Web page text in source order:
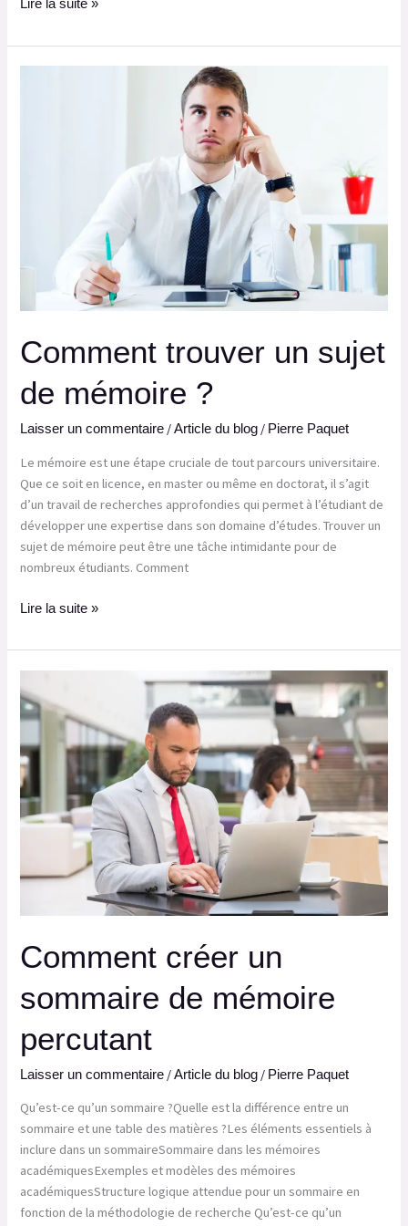
Lire la suite »
Comment trouver un sujet
de mémoire ?
Laisser un commentaire /Article du blog / Pierre Paquet
Le mémoire est une étape cruciale de tout parcours universitaire.
Que ce soit en licence, en master ou même en doctorat, il s’agit
d’un travail de recherches approfondies qui permet à l’étudiant de
développer une expertise dans son domaine d’études. Trouver un
sujet de mémoire peut être une tâche intimidante pour de
nombreux étudiants. Comment
Lire la suite »
Comment créer un
sommaire de mémoire
percutant
Laisser un commentaire /Article du blog / Pierre Paquet
Qu’est-ce qu’un sommaire ?Quelle est la différence entre un
sommaire et une table des matières ?Les éléments essentiels à
inclure dans un sommaireSommaire dans les mémoires
académiquesExemples et modèles des mémoires
académiquesStructure logique attendue pour un sommaire en
fonction de la méthodologie de recherche Qu’est-ce qu’un
créer
un
sommaire
de
mémoire
percutant